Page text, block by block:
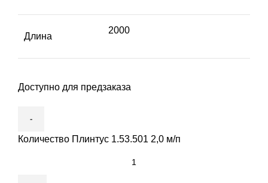
Длина
2000
Доступно для предзаказа
Количество Плинтус 1.53.501 2,0 м/п